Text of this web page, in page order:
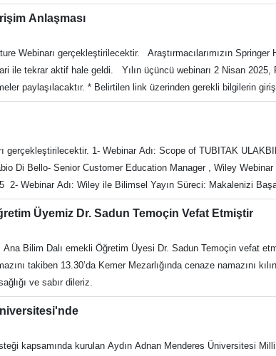
Yıllara göre kota dağılımı aşağıdaki gibidir. 2026 Yılı:
sayfası Oxford University Press (OUP) başlığı altından
2026-2028 TÜBİTAK-OUP Ulusal Lisansı Kurumsal Destek
EKUAL Erişimine Açık Güncel Dergi Listesi Ayrıntılı Bilgi:
AE Makale Yayımlama Adımları: Yazar Rehberi sayfalarını
veritabanları sayfasından indirilmesi konusunda
ve Dokümantasyon Daire Başkanlığı Recep Tayyip Erdoğan
Anlaşması
Springer Hibrit Dergilerinde 'ücretsiz' bir şekilde açık erişim
ile tekrar aktif hale geldi. Yılın üçüncü webinarı 2 Nisan
paylaşılacaktır. * Belirtilen link üzerinden gerekli bilgilerin
önceden giriş yapılması önerilir. 2 Nisan 2026,
Dili: Türkçe AğırlıklıKimler Katılmalı?- Araştırmacılar-
- ULAKBİM ve Springer TA_2026 Yılın Üçüncü
yazar & makale tanımlama, yazarların basvuru sürecinden
makalelerini yazma süreçlerine yardımcı olmak adına;
soru-cevap kısmında merak edilen ve sıkça sorulan sorular
included in the agreement
gerçekleştirilecektir. 1- Webinar Adı: Scope of TUBITAK
Di Bello- Senior Customer Education Manager , Wiley
Yayımlama Anlaşması
Wiley Webinar Dili: Türkçe Kayıt Linki: https://
Anlaşması Kapsamı Tarih: 6 Mayıs 2026 10:00 Konusmaci: Duygu
Adı: Wiley ile Bilimsel Yayın Süreci: Makalenizi Başarıyla
Konusmaci: Dr. Irem Bayindir-Buchhalter, Editor-in-Chief of
2493718114340959070 6- Webinar Adı: Scope of TUBITAK ULAKBIM + WILEY
register/4499083287248023640 Kütüphane
Üyemiz Dr. Sadun Temoçin Vefat Etmiştir
Bilim Dalı emekli Öğretim Üyesi Dr. Sadun Temoçin vefat
takiben 13.30’da Kemer Mezarlığında cenaze namazını
ve sabır dileriz.
kapsamında kurulan Aydın Adnan Menderes Üniversitesi